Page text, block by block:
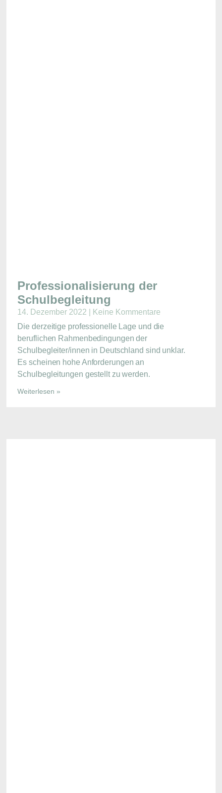
Professionalisierung der
Schulbegleitung
14. Dezember 2022
Keine Kommentare
Die derzeitige professionelle Lage und die
beruflichen Rahmenbedingungen der
Schulbegleiter/innen in Deutschland sind unklar.
Es scheinen hohe Anforderungen an
Schulbegleitungen gestellt zu werden.
Weiterlesen »